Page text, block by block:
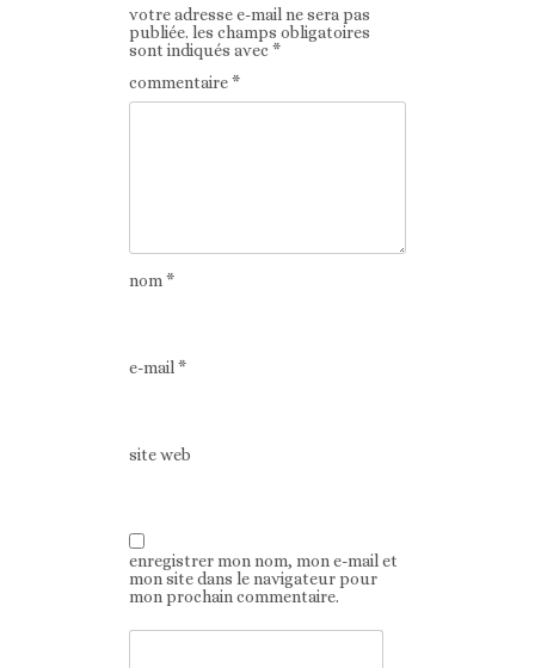
votre adresse e-mail ne sera pas
publiée. les champs obligatoires
sont indiqués avec*
commentaire*
nom*
e-mail*
site web
enregistrer mon nom, mon e-mail et
mon site dans le navigateur pour
mon prochain commentaire.